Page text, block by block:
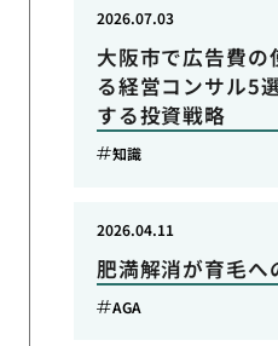
大阪市で広告費の
る経営コンサル5
する投資戦略
2026.07.03
知識
肥満解消が育毛へ
2026.04.11
AGA